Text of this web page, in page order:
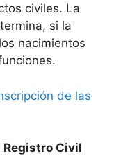
civiles. La
si la
nacimientos
de las
Civil